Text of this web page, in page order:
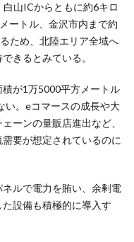
山ICからともに約6キロ
ートル、金沢市内まで約
ため、北陸エリア全域へ
きるとみている。
が1万5000平方メートル
い。eコマースの成長や大
ーンの量販店進出など、
要が想定されているのに
ルで電力を賄い、余剰電
設備も積極的に導入す